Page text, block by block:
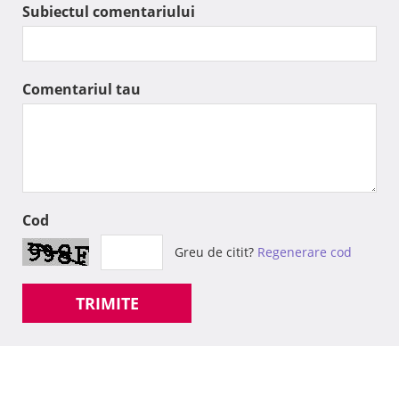
Subiectul comentariului
Comentariul tau
Cod
Greu de citit? Regenerare cod
TRIMITE